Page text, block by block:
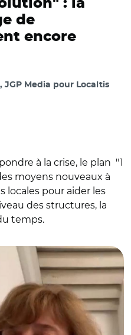
: la
de
encore
JGP Media pour Localtis
à la crise, le plan "1
moyens nouveaux à
locales pour aider les
des structures, la
temps.